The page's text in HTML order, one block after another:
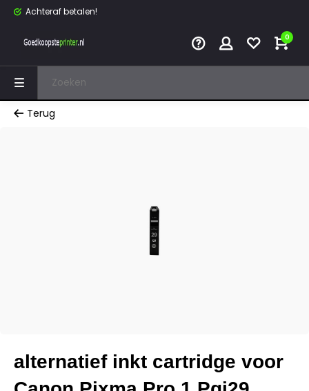
Achteraf betalen!
0
Terug
alternatief inkt cartridge voor